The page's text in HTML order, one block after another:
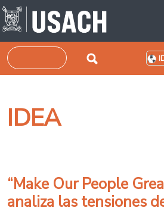
Pasar al contenido principal
Buscar
IDEA
“Make Our People
analiza las tensiones